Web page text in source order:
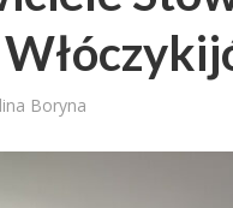
Boryna